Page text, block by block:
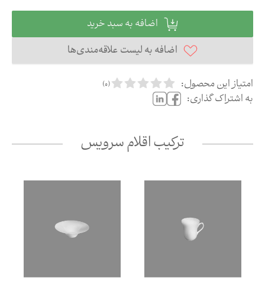
اضافه به سبد خرید
اضافه به لیست علاقه‌مندی‌ها
امتیاز این محصول:
(
0
)
به اشتراک گذاری:
ترکیب اقلام سرویس